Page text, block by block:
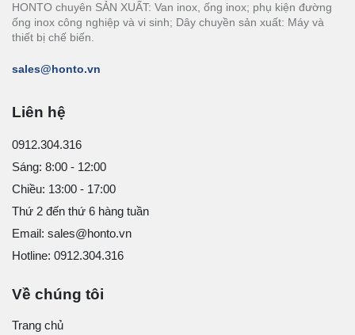
HONTO chuyên SẢN XUẤT: Van inox, ống inox; phụ kiện đường
ống inox công nghiệp và vi sinh; Dây chuyền sản xuất: Máy và
thiết bị chế biến.
sales@honto.vn
Liên hệ
0912.304.316
Sáng: 8:00 - 12:00
Chiều: 13:00 - 17:00
Thứ 2 đến thứ 6 hàng tuần
Email: sales@honto.vn
Hotline: 0912.304.316
Về chúng tôi
Trang chủ